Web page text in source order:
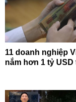
11 doanh nghiệp
nắm hơn 1 tỷ USD